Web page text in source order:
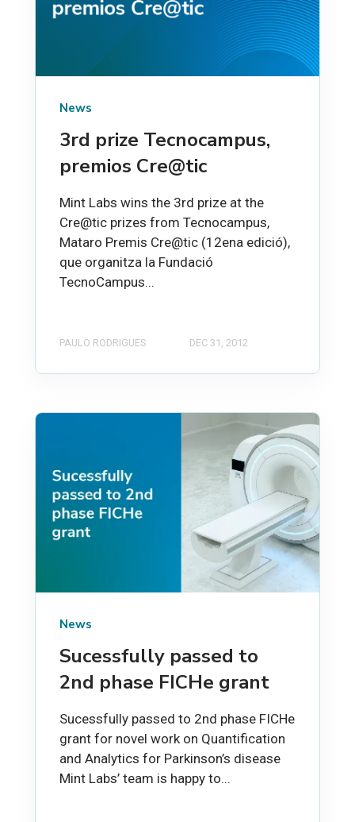
News
3rd prize Tecnocampus,
premios Cre@tic
Mint Labs wins the 3rd prize at the
Cre@tic prizes from Tecnocampus,
Mataro Premis Cre@tic (12ena edició),
que organitza la Fundació
TecnoCampus...
PAULO RODRIGUES DEC 31, 2012
News
Sucessfully passed to
2nd phase FICHe grant
Sucessfully passed to 2nd phase FICHe
grant for novel work on Quantification
and Analytics for Parkinson’s disease
Mint Labs’ team is happy to...